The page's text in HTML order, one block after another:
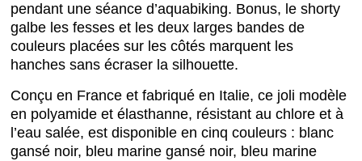
pendant une séance d’aquabiking. Bonus, le shorty
galbe les fesses et les deux larges bandes de
couleurs placées sur les côtés marquent les
hanches sans écraser la silhouette.
Conçu en France et fabriqué en Italie, ce joli modèle
en polyamide et élasthanne, résistant au chlore et à
l’eau salée, est disponible en cinq couleurs : blanc
gansé noir, bleu marine gansé noir, bleu marine